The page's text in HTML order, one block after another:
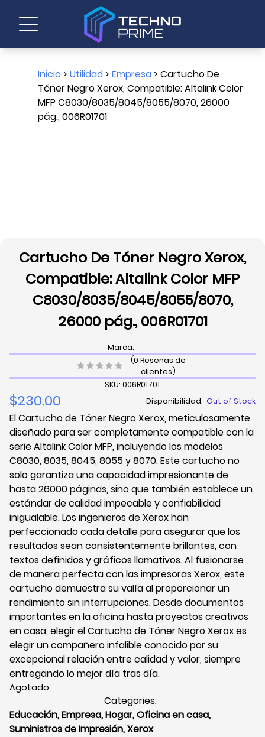
Inicio > Utilidad> Empresa> Cartucho De
Tóner Negro Xerox, Compatible: Altalink Color
MFP C8030/8035/8045/8055/8070, 26000
pág., 006R01701
Cartucho De Tóner Negro Xerox,
Compatible: Altalink Color MFP
C8030/8035/8045/8055/8070,
26000 pág., 006R01701
Marca:
(0 Reseñas de
clientes)
SKU: 006R01701
$230.00 Disponibilidad: Out of Stock
El Cartucho de Tóner Negro Xerox, meticulosamente
diseñado para ser completamente compatible con la
serie Altalink Color MFP, incluyendo los modelos
C8030, 8035, 8045, 8055 y 8070. Este cartucho no
solo garantiza una capacidad impresionante de
hasta 26000 páginas, sino que también establece un
estándar de calidad impecable y confiabilidad
inigualable. Los ingenieros de Xerox han
perfeccionado cada detalle para asegurar que los
resultados sean consistentemente brillantes, con
textos definidos y gráficos llamativos. Al fusionarse
de manera perfecta con las impresoras Xerox, este
cartucho demuestra su valía al proporcionar un
rendimiento sin interrupciones. Desde documentos
importantes en la oficina hasta proyectos creativos
en casa, elegir el Cartucho de Tóner Negro Xerox es
elegir un compañero infalible conocido por su
excepcional relación entre calidad y valor, siempre
entregando lo mejor día tras día.
Agotado
Categories:
Educación,Empresa,Hogar,Oficina en casa,
Suministros de Impresión,Xerox